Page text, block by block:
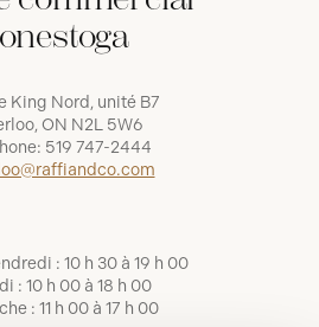
King Nord, unité B7
ON N2L 5W6
519 747-2444
: 10 h 30 à 19 h 00
: 10 h 00 à 18 h 00
: 11 h 00 à 17 h 00